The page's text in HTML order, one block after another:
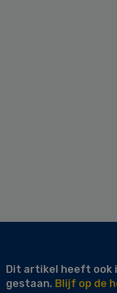
Dit artikel heeft ook
gestaan. Blijf op de